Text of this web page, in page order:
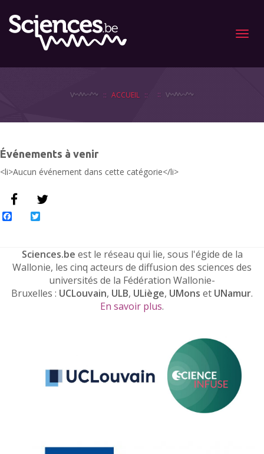
Menu
ACCUEIL
Événements à venir
<li>Aucun événement dans cette catégorie</li>
Facebook
Sciences.be est le réseau qui lie, sous l'égide de la
Wallonie, les cinq acteurs de diffusion des sciences des
universités de la Fédération Wallonie-
Bruxelles : UCLouvain, ULB, ULiège, UMons et UNamur.
En savoir plus.